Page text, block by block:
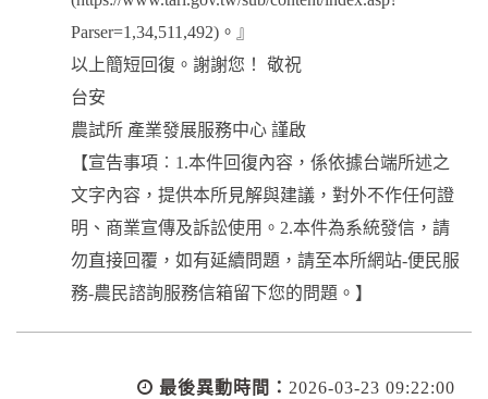
Parser=1,34,511,492)。』
以上簡短回復。謝謝您！ 敬祝
台安
農試所 產業發展服務中心 謹啟
【宣告事項︰1.本件回復內容，係依據台端所述之
文字內容，提供本所見解與建議，對外不作任何證
明、商業宣傳及訴訟使用。2.本件為系統發信，請
勿直接回覆，如有延續問題，請至本所網站-便民服
務-農民諮詢服務信箱留下您的問題。】
最後異動時間： 2026-03-23 09:22:00